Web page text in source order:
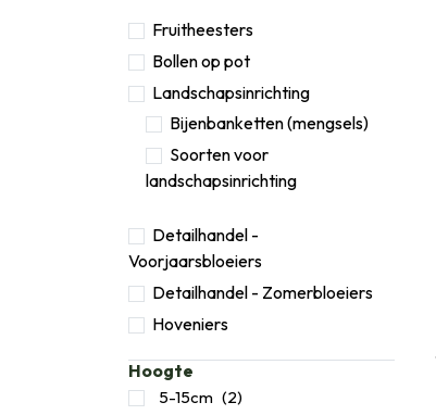
Fruitheesters
Bollen op pot
Landschapsinrichting
Bijenbanketten (mengsels)
Soorten voor
landschapsinrichting
Detailhandel -
Voorjaarsbloeiers
Detailhandel - Zomerbloeiers
Hoveniers
Hoogte
5-15cm (2)